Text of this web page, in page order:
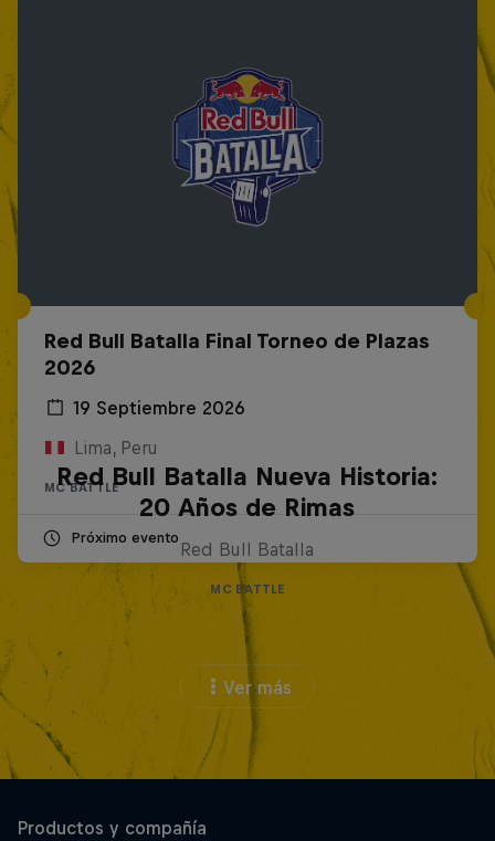
Red Bull Batalla Final Torneo de Plazas
2026
19 Septiembre 2026
Lima, Peru
MC BATTLE
Próximo evento
Red Bull Batalla Nueva Historia:
20 Años de Rimas
Red Bull Batalla
MC BATTLE
Ver más